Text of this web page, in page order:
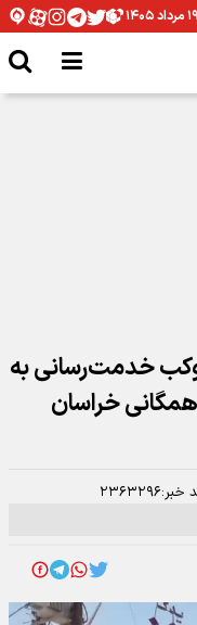
۱۹ مرداد ۱۴۰۵
و موکب خدمت‌رسانی به
خراسان
خبر:۲۳۶۳۲۹۶